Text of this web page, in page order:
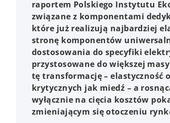
raportem Polskiego Instytutu
związane z komponentami
które już realizują najbardziej
stronę komponentów
dostosowania do specyfiki
przystosowane do większej
tę transformację – elastyczność
krytycznych jak miedź – a
wyłącznie na cięcia kosztów
zmieniającym się otoczeniu